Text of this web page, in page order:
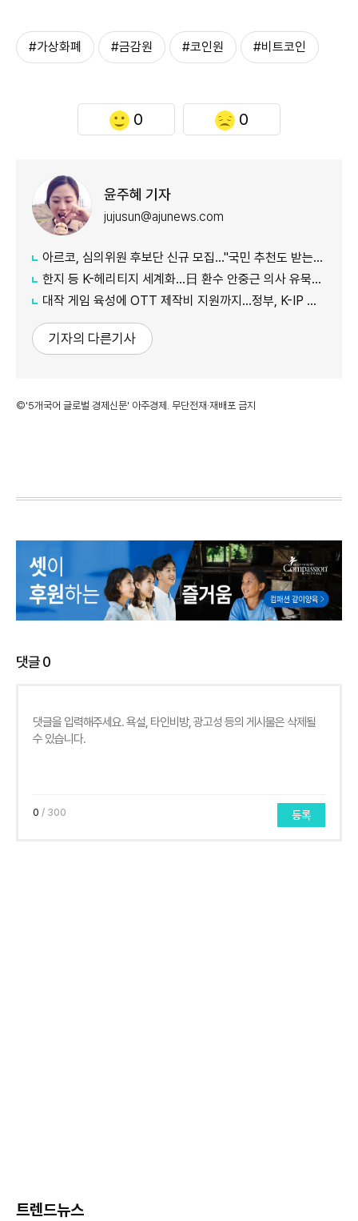
#가상화폐 #금감원 #코인원 #비트코인
0 0
윤주혜 기자
jujusun@ajunews.com
아르코, 심의위원 후보단 신규 모집…"국민 추천도 받는다"
한지 등 K-헤리티지 세계화…日 환수 안중근 의사 유묵도 공개
대작 게임 육성에 OTT 제작비 지원까지…정부, K-IP 육성에 '승부수'
기자의 다른기사
©'5개국어 글로벌 경제신문' 아주경제. 무단전재·재배포 금지
댓글0
0 / 300 등록
트렌드뉴스